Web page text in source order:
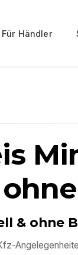
Für Händler
& ohne